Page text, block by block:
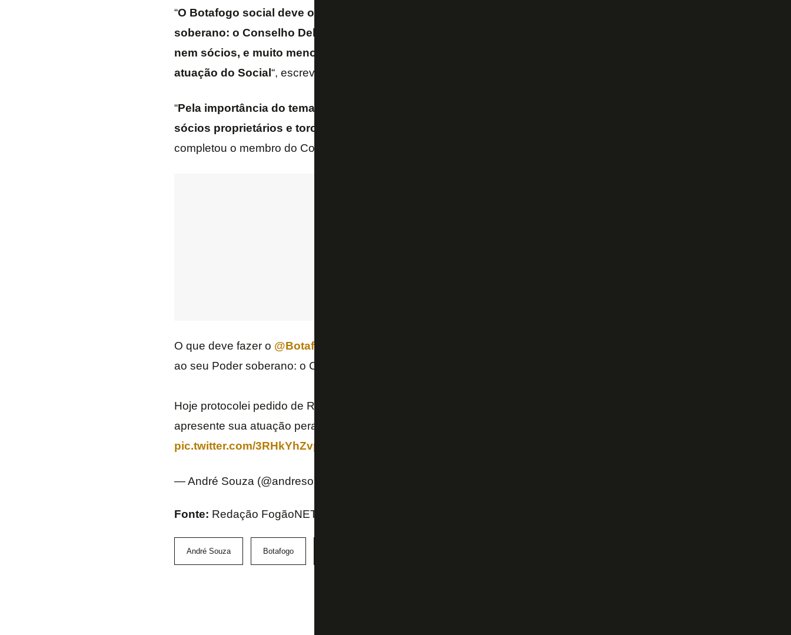
“O Botafogo social deve obedecer o Estatuto e submeter o tema ao seu Poder
soberano: o Conselho Deliberativo. […] O ponto é simples: nem conselheiros,
nem sócios, e muito menos os torcedores, sabem de forma oficial qual tem sido a
atuação do Social “, escreveu André no X.
“Pela importância do tema, defendo que a reunião [extraordinária] seja aberta aos
sócios proprietários e torcedores, respeitados os limites legais e estatutários
completou o membro do Conselho Deliberativo alvinegro.
O que deve fazer o @Botafogo
ao seu Poder soberano: o Conselho Deliberativo.
Hoje protocolei pedido de Reunião Extraordinária Urgente para que o Associativo
apresente sua atuação perante a SAF. No mesmo documento, solicitei a…
pic.twitter.com/3RHkYhZvpS
— André Souza (@andresouza_a1)
Fonte: Redação FogãoNET e X do André Souza
André Souza Botafogo